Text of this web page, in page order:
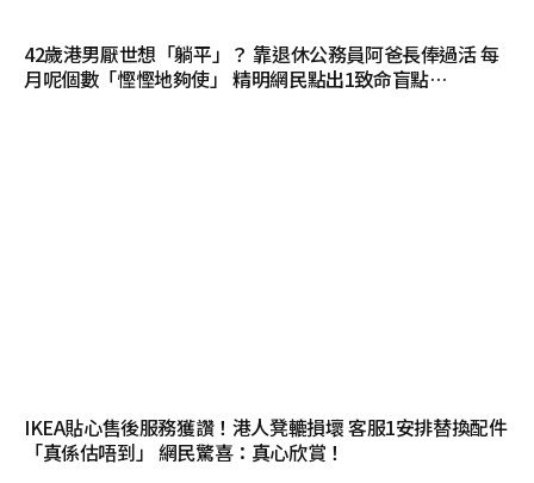
42歲港男厭世想「躺平」？ 靠退休公務員阿爸長俸過活 每
月呢個數「慳慳地夠使」 精明網民點出1致命盲點…
IKEA貼心售後服務獲讚！港人凳轆損壞 客服1安排替換配件
「真係估唔到」 網民驚喜：真心欣賞！